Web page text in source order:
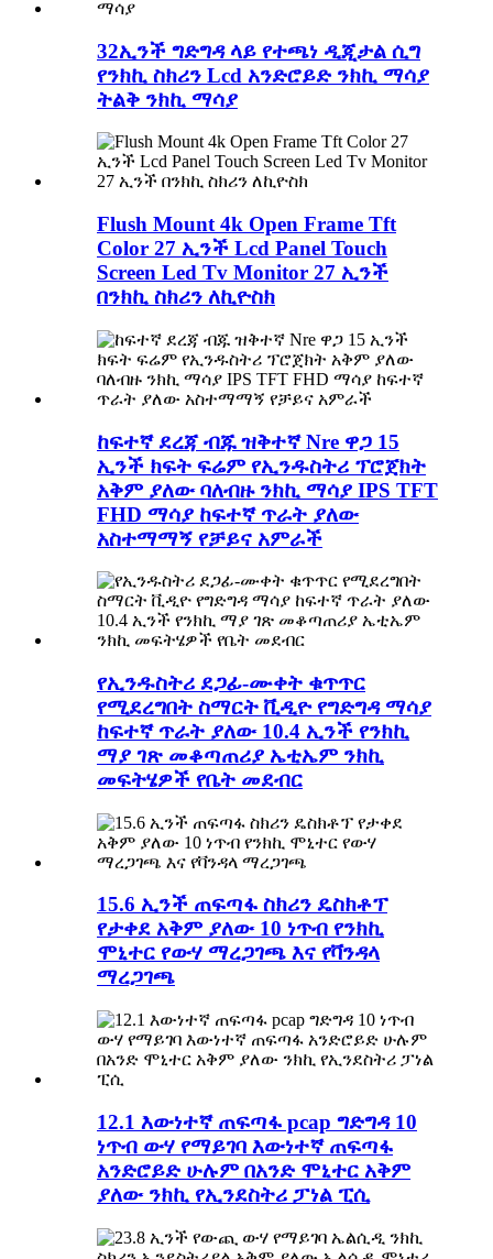
32ኢንች ግድግዳ ላይ የተጫነ ዲጂታል ሲግ
የንክኪ ስክሪን Lcd አንድሮይድ ንክኪ ማሳያ
ትልቅ ንክኪ ማሳያ
Flush Mount 4k Open Frame Tft
Color 27 ኢንች Lcd Panel Touch
Screen Led Tv Monitor 27 ኢንች
በንክኪ ስክሪን ለኪዮስክ
ከፍተኛ ደረጃ ብጁ ዝቅተኛ Nre ዋጋ 15
ኢንች ክፍት ፍሬም የኢንዱስትሪ ፕሮጀክት
አቅም ያለው ባለብዙ ንክኪ ማሳያ IPS TFT
FHD ማሳያ ከፍተኛ ጥራት ያለው
አስተማማኝ የቻይና አምራች
የኢንዱስትሪ ደጋፊ-ሙቀት ቁጥጥር
የሚደረግበት ስማርት ቪዲዮ የግድግዳ ማሳያ
ከፍተኛ ጥራት ያለው 10.4 ኢንች የንክኪ
ማያ ገጽ መቆጣጠሪያ ኤቲኤም ንክኪ
መፍትሄዎች የቤት መደብር
15.6 ኢንች ጠፍጣፋ ስክሪን ዴስክቶፕ
የታቀደ አቅም ያለው 10 ነጥብ የንክኪ
ሞኒተር የውሃ ማረጋገጫ እና የቫንዳላ
ማረጋገጫ
12.1 እውነተኛ ጠፍጣፋ pcap ግድግዳ 10
ነጥብ ውሃ የማይገባ እውነተኛ ጠፍጣፋ
አንድሮይድ ሁሉም በአንድ ሞኒተር አቅም
ያለው ንክኪ የኢንደስትሪ ፓነል ፒሲ